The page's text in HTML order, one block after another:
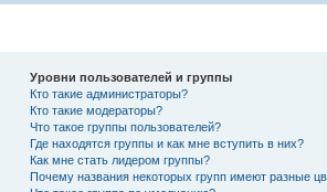
Уровни пользователей и группы
Кто такие администраторы?
Кто такие модераторы?
Что такое группы пользователей?
Где находятся группы и как мне вступить в них?
Как мне стать лидером группы?
Почему названия некоторых групп имеют разные